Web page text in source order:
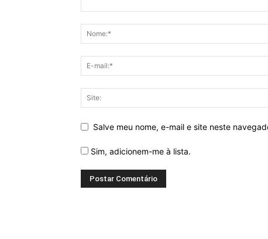
Salve meu nome, e-mail e site neste
Sim, adicionem-me à lista.